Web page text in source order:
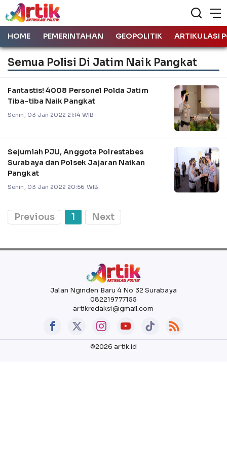
HOME PEMERINTAHAN GEOPOLITIK ARTIKULASI
Semua Polisi Di Jatim Naik Pangkat
Fantastis! 4008 Personel Polda Jatim
Tiba-tiba Naik Pangkat
Senin, 03 Jan 2022 21:14 WIB
Sejumlah PJU, Anggota Polrestabes
Surabaya dan Polsek Jajaran Naikan
Pangkat
Senin, 03 Jan 2022 20:56 WIB
Previous 1 Next
Jalan Nginden Baru 4 No 32 Surabaya
082219777155
artikredaksi@gmail.com
©2026 artik.id